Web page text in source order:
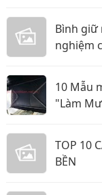
Bình giữ
nghiệm
10 Mẫu
"Làm
TOP 10
BỀN